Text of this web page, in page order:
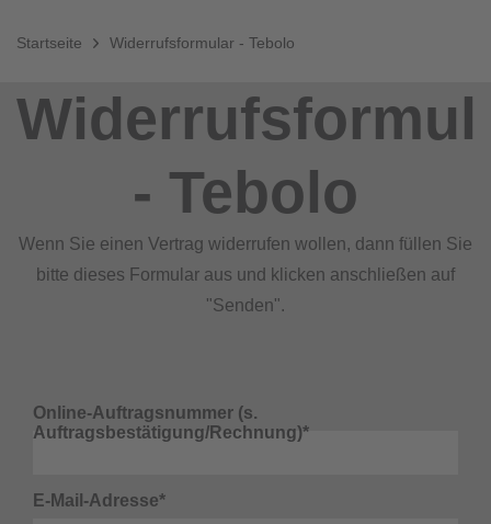
Startseite Widerrufsformular - Tebolo
- Tebolo
Wenn Sie einen Vertrag widerrufen wollen, dann füllen Sie
bitte dieses Formular aus und klicken anschließen auf
"Senden".
Online-Auftragsnummer (s.
Auftragsbestätigung/Rechnung)*
E-Mail-Adresse*